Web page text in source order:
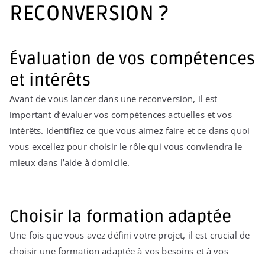
RECONVERSION ?
Évaluation de vos compétences
et intérêts
Avant de vous lancer dans une reconversion, il est
important d’évaluer vos compétences actuelles et vos
intérêts. Identifiez ce que vous aimez faire et ce dans quoi
vous excellez pour choisir le rôle qui vous conviendra le
mieux dans l’aide à domicile.
Choisir la formation adaptée
Une fois que vous avez défini votre projet, il est crucial de
choisir une formation adaptée à vos besoins et à vos